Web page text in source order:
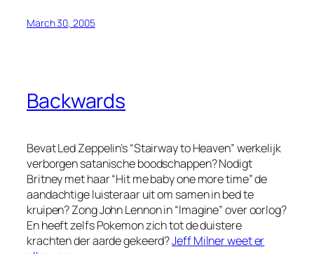
March 30, 2005
Backwards
Bevat Led Zeppelin’s “Stairway to Heaven” werkelijk
verborgen satanische boodschappen? Nodigt
Britney met haar “Hit me baby one more time” de
aandachtige luisteraar uit om samen in bed te
kruipen? Zong John Lennon in “Imagine” over oorlog?
En heeft zelfs Pokemon zich tot de duistere
krachten der aarde gekeerd?Jeff Milner weet er